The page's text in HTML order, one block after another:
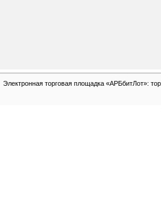
Электронная торговая площадка «АРБбитЛот»: